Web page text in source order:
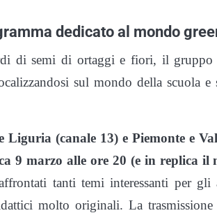
dedicato al mondo
di semi di ortaggi e fiori, il
sul mondo della scuola e
(canale 13) e Piemonte e
9 marzo alle ore 20 (e in replica il
tanti temi interessanti per gli
molto originali. La